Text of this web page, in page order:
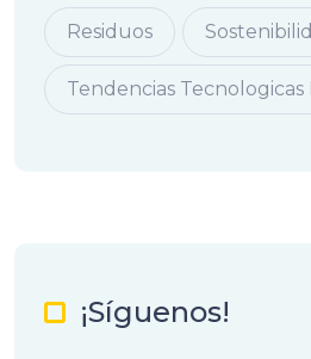
Residuos
Tendencias Tecnologicas
¡Síguenos!